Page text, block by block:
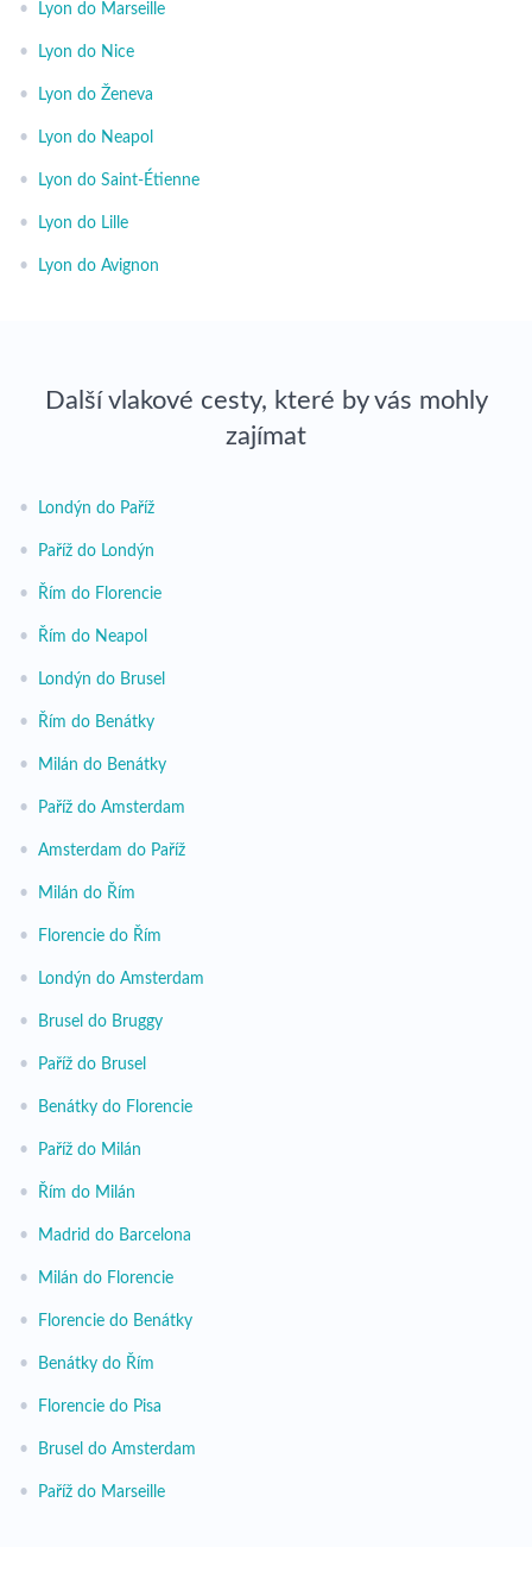
• Lyon do Marseille
• Lyon do Nice
• Lyon do Ženeva
• Lyon do Neapol
• Lyon do Saint-Étienne
• Lyon do Lille
• Lyon do Avignon
Další vlakové cesty, které by vás mohly
zajímat
• Londýn do Paříž
• Paříž do Londýn
• Řím do Florencie
• Řím do Neapol
• Londýn do Brusel
• Řím do Benátky
• Milán do Benátky
• Paříž do Amsterdam
• Amsterdam do Paříž
• Milán do Řím
• Florencie do Řím
• Londýn do Amsterdam
• Brusel do Bruggy
• Paříž do Brusel
• Benátky do Florencie
• Paříž do Milán
• Řím do Milán
• Madrid do Barcelona
• Milán do Florencie
• Florencie do Benátky
• Benátky do Řím
• Florencie do Pisa
• Brusel do Amsterdam
• Paříž do Marseille